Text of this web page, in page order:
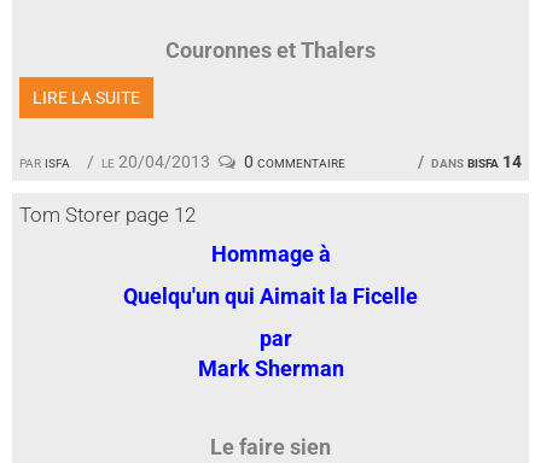
par isfa le 20/04/2013 dansbisfa 14
0 commentaire
Couronnes et Thalers
LIRE LA SUITE
Tom Storer page 12
Hommage à
Quelqu'un qui Aimait la Ficelle
par
Mark Sherman
Le faire sien